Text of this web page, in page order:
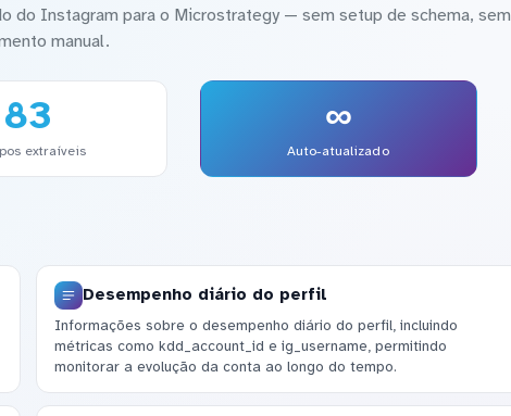
do Instagram para o Microstrategy — sem setup de schema, sem
manual.
83
extraíveis
∞
Auto-atualizado
Desempenho diário do perfil
Informações sobre o desempenho diário do perfil, incluindo
métricas como kdd_account_id e ig_username, permitindo
monitorar a evolução da conta ao longo do tempo.